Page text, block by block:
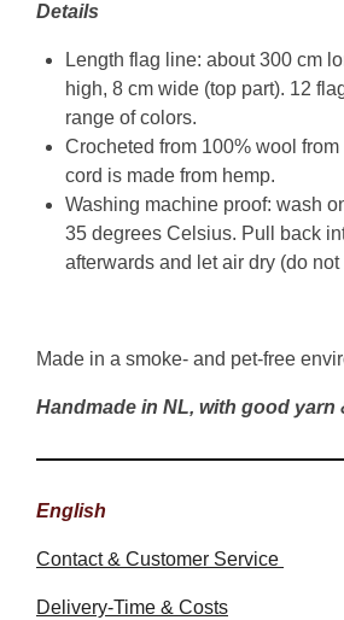
Details
Length flag line: about 300 cm
high, 8 cm wide (top part). 12
range of colors.
Crocheted from 100% wool
cord is made from hemp.
Washing machine proof: wash
35 degrees Celsius. Pull back
afterwards and let air dry (do not
Made in a smoke- and pet-free
Handmade in NL, with good yarn
English
Contact & Customer Service
Delivery-Time & Costs